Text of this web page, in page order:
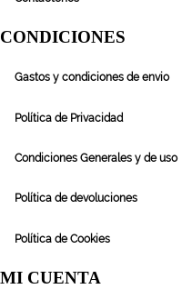
CONDICIONES
Gastos y condiciones de envio
Política de Privacidad
Condiciones Generales y de uso
Política de devoluciones
Política de Cookies
MI CUENTA